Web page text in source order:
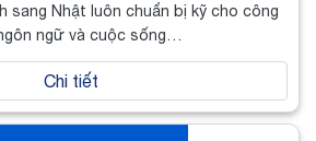
sang Nhật luôn chuẩn bị kỹ cho công
ngữ và cuộc sống…
Chi tiết